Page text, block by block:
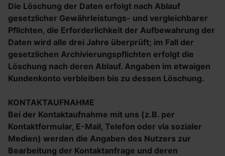
Die Löschung der Daten erfolgt nach Ablauf
gesetzlicher Gewährleistungs- und vergleichbarer
Pflichten, die Erforderlichkeit der Aufbewahrung der
Daten wird alle drei Jahre überprüft; im Fall der
gesetzlichen Archivierungspflichten erfolgt die
Löschung nach deren Ablauf. Angaben im etwaigen
Kundenkonto verbleiben bis zu dessen Löschung.
KONTAKTAUFNAHME
Bei der Kontaktaufnahme mit uns (z.B. per
Kontaktformular, E-Mail, Telefon oder via sozialer
Medien) werden die Angaben des Nutzers zur
Bearbeitung der Kontaktanfrage und deren